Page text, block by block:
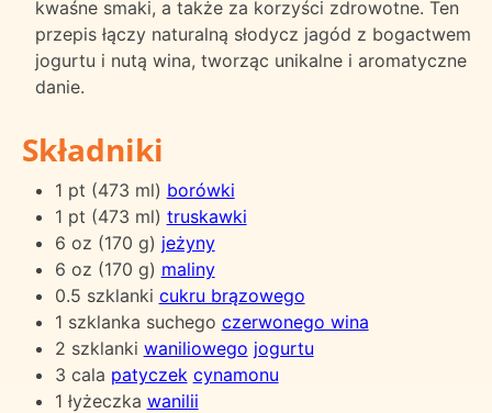
kwaśne smaki, a także za korzyści zdrowotne. Ten
przepis łączy naturalną słodycz jagód z bogactwem
jogurtu i nutą wina, tworząc unikalne i aromatyczne
danie.
Składniki
1 pt (473 ml) borówki
1 pt (473 ml) truskawki
6 oz (170 g) jeżyny
6 oz (170 g) maliny
0.5 szklanki cukru brązowego
1 szklanka suchego czerwonego wina
2 szklanki waniliowego jogurtu
3 cala patyczek cynamonu
1 łyżeczka wanilii